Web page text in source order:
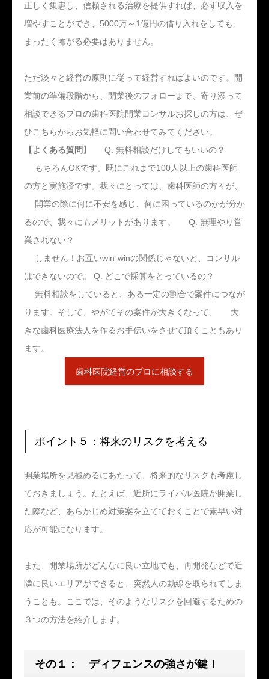
正しく集患し、信頼される治療を提供すれば、必ず収入を
増やすことができ、5000万～1億円の借り入れをしても、
まったく怖がる必要はありません。
ただ淡々と経営の原則に従って経営すればよいのです。開
業前の準備段階から、開業後のフォローまで、寄り添って
相談できるプロの歯科医院開業コンサルお探しの方は、ぜ
ひこちらからお気軽に問い合わせてみてください。
【よくある質問】
Q. 無料相談だけしてもいいの？
もちろんOKです。既にこれまで100人以上の歯科医師
の方と実施済です。我々にとっては、歯科医師の方々が、
開業の際に何に不安を感じ、何に困っているのかが分か
るので、我々にもメリットがあります。 Q. 無理やり営
業されない？
しません！お互いwin-winの関係じゃないと、コンサル
はできないので。 Q. どこで採算をとっているの？
無料相談をしていると、ある一定の割合で案件につなが
ります。そして、やがてその案件が大きくなって、 大
きな歯科医療法人を作るお手伝いをさせて頂くこともあり
ます。
歯科医院経営のプロに相談する
ポイント５：将来のリスクを考える
開業場所を見極めるにあたって、将来的なリスクも考慮し
ておきましょう。たとえば、近所にライバル医院が開業し
た際など、あらかじめ対策案を立てておくことで素早い対
応が可能になります。
また、開業場所がどんなに良い立地でも、再開発などで近
隣に良いエリアができると、突然人の動線を取られてしま
うことも。ここでは、そのようなリスクを回避するための
３つの方法を紹介します。
その１： ディフェンスの強さが鍵！